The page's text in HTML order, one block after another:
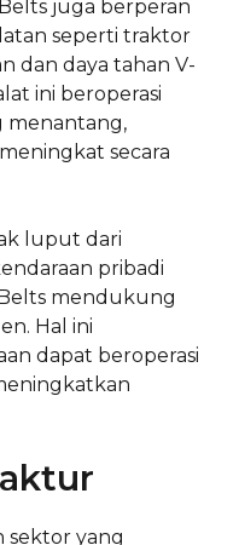
juga berperan
seperti traktor
dan daya tahan V-
ini beroperasi
menantang,
secara
luput dari
pribadi
mendukung
Hal ini
dapat beroperasi
sektor yang